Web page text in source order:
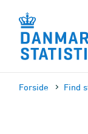
sidens
indhold
Forside Find